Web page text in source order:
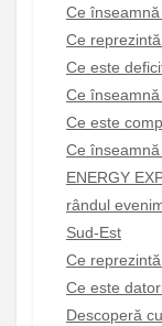
Ce
Ce
Ce este
Ce
Ce este
Ce
ENERGY
rândul
Sud-Est
Ce
Ce este
Descoperă